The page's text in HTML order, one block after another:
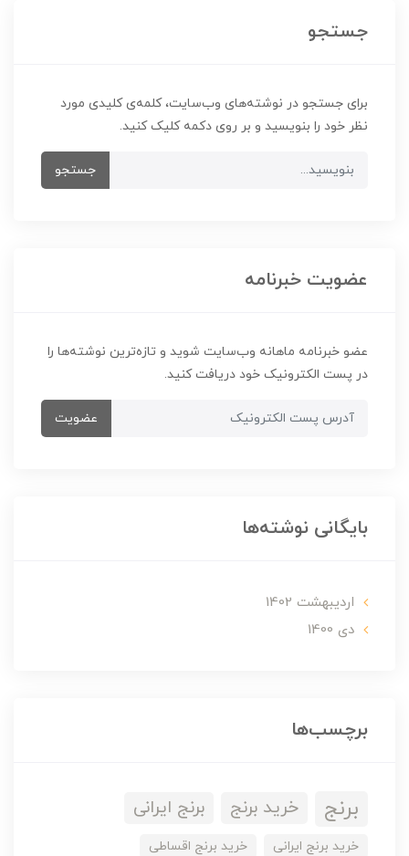
جستجو
برای جستجو در نوشته‌های وب‌سایت، کلمه‌ی کلیدی مورد
نظر خود را بنویسید و بر روی دکمه کلیک کنید.
جستجو
عضویت خبرنامه
عضو خبرنامه ماهانه وب‌سایت شوید و تازه‌ترین نوشته‌ها را
در پست الکترونیک خود دریافت کنید.
عضویت
بایگانی نوشته‌ها
ارديبهشت 1402
دی 1400
برچسب‌ها
برنج خرید برنج برنج ایرانی
خرید برنج ایرانی
خرید برنج اقساطی